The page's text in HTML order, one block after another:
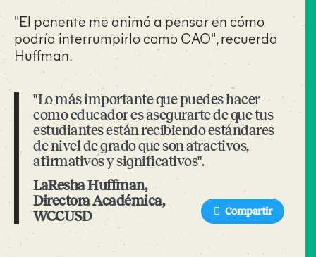
"El ponente me animó a pensar en cómo
podría interrumpirlo como CAO", recuerda
Huffman.
"Lo más importante que puedes hacer
como educador es asegurarte de que tus
estudiantes están recibiendo estándares
de nivel de grado que son atractivos,
afirmativos y significativos".
LaResha Huffman,
Directora Académica,
WCCUSD
Compartir